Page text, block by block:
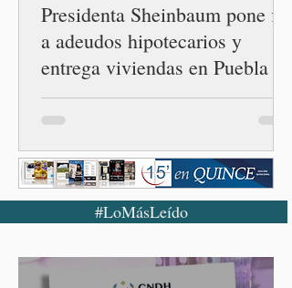
Presidenta Sheinbaum pone fin
a adeudos hipotecarios y
entrega viviendas en Puebla
#LoMásLeído